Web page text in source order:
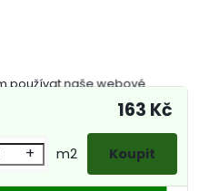
používat naše webové
Používáním našich stránek
cookie na vašem
můžete změnit v nastavení
163 Kč
+ m2